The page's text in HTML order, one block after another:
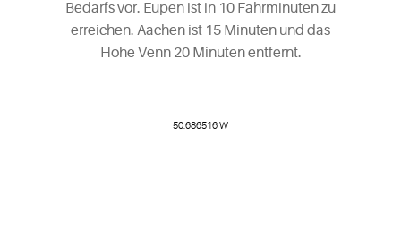
Bedarfs vor. Eupen ist in 10 Fahrminuten zu
erreichen. Aachen ist 15 Minuten und das
Hohe Venn 20 Minuten entfernt.
50.686516 W